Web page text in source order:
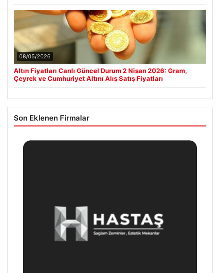
08/05/2026
Altın Fiyatları Canlı Güncel Durum 2 Nisan 2026: Gram,
Çeyrek ve Cumhuriyet Altını Alış Satış Fiyatları
Son Eklenen Firmalar